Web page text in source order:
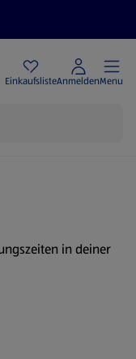
EinkaufslisteAnmeldenMenu
in deiner